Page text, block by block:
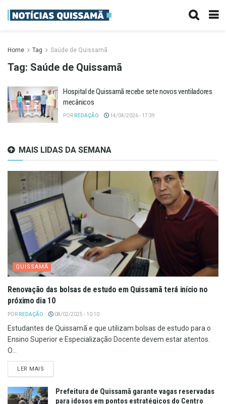
Home Tag Saúde de Quissamã
Tag: Saúde de Quissamã
Hospital de Quissamã recebe sete novos ventiladores
mecânicos
POR REDAÇÃO 14/04/2026 - 17:39
MAIS LIDAS DA SEMANA
QUISSAMÃ
Renovação das bolsas de estudo em Quissamã terá início no
próximo dia 10
POR REDAÇÃO 08/02/2025 - 10:10
Estudantes de Quissamã e que utilizam bolsas de estudo para o
Ensino Superior e Especialização Docente devem estar atentos.
O...
LER MAIS
Prefeitura de Quissamã garante vagas reservadas
para idosos em pontos estratégicos do Centro